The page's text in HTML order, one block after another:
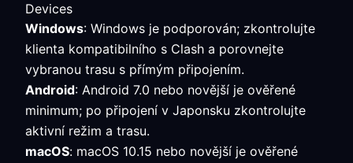
Devices
Windows: Windows je podporován; zkontrolujte
klienta kompatibilního s Clash a porovnejte
vybranou trasu s přímým připojením.
Android: Android 7.0 nebo novější je ověřené
minimum; po připojení v Japonsku zkontrolujte
aktivní režim a trasu.
macOS: macOS 10.15 nebo novější je ověřené